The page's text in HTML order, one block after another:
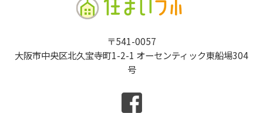
〒541-0057
大阪市中央区北久宝寺町1-2-1 オーセンティック東船場304
号